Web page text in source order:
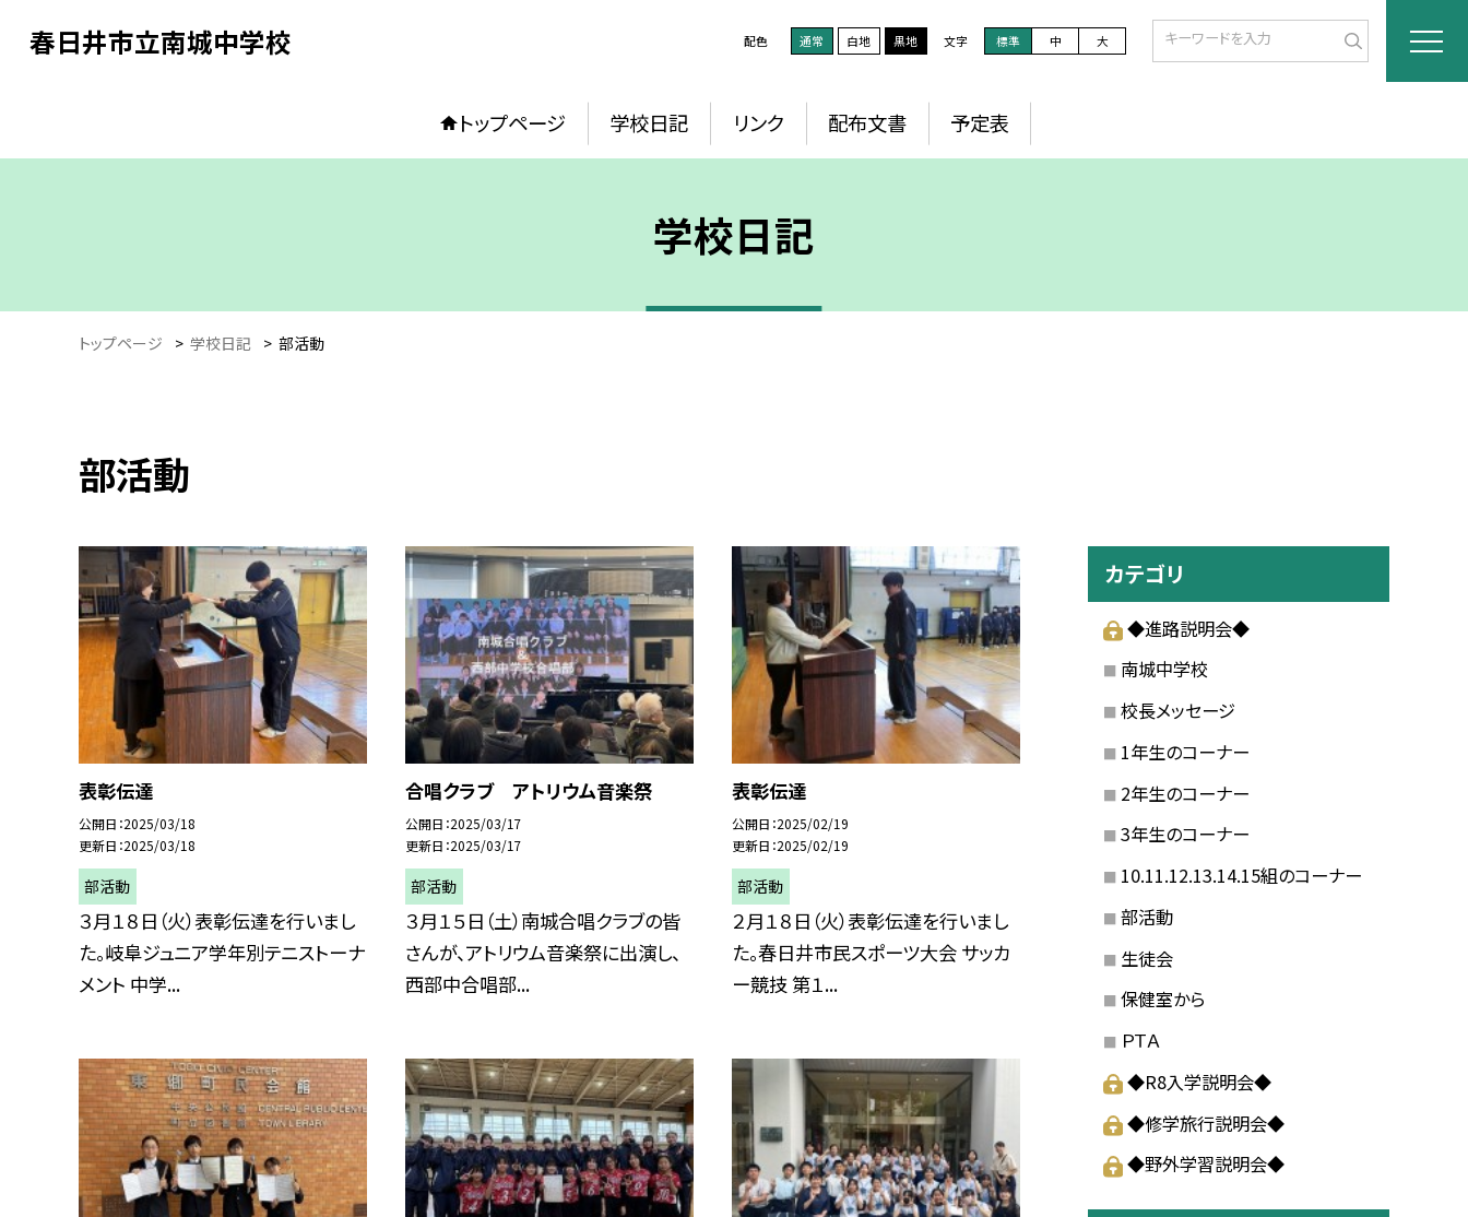
春日井市立南城中学校 配色 通常 白地 黒地 文字 標準 中 大
トップページ 学校日記 リンク 配布文書 予定表
学校日記
トップページ > 学校日記 > 部活動
部活動
表彰伝達
公開日 2025/03/18
更新日 2025/03/18
部活動
３月１８日（火）表彰伝達を行いまし
た。岐阜ジュニア学年別テニストーナ
メント 中学...
合唱クラブ アトリウム音楽祭
公開日 2025/03/17
更新日 2025/03/17
部活動
３月１５日（土）南城合唱クラブの皆
さんが、アトリウム音楽祭に出演し、
西部中合唱部...
表彰伝達
公開日 2025/02/19
更新日 2025/02/19
部活動
２月１８日（火）表彰伝達を行いまし
た。春日井市民スポーツ大会 サッカ
ー競技 第１...
カテゴリ
◆進路説明会◆
南城中学校
校長メッセージ
1年生のコーナー
2年生のコーナー
3年生のコーナー
10.11.12.13.14.15組のコーナー
部活動
生徒会
保健室から
ＰＴＡ
◆R8入学説明会◆
◆修学旅行説明会◆
◆野外学習説明会◆